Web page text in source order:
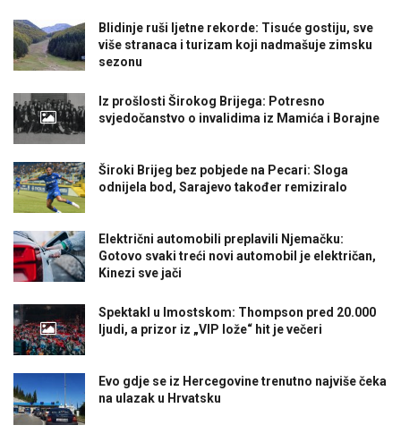
Blidinje ruši ljetne rekorde: Tisuće gostiju, sve
više stranaca i turizam koji nadmašuje zimsku
sezonu
Iz prošlosti Širokog Brijega: Potresno
svjedočanstvo o invalidima iz Mamića i Borajne
Široki Brijeg bez pobjede na Pecari: Sloga
odnijela bod, Sarajevo također remiziralo
Električni automobili preplavili Njemačku:
Gotovo svaki treći novi automobil je električan,
Kinezi sve jači
Spektakl u Imostskom: Thompson pred 20.000
ljudi, a prizor iz „VIP lože“ hit je večeri
Evo gdje se iz Hercegovine trenutno najviše čeka
na ulazak u Hrvatsku